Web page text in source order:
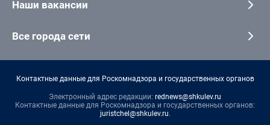
Наши вакансии
Все города сети
Контактные данные для Роскомнадзора и государственных органов
Электронный адрес редакции: rednews@shkulev.ru
Контактные данные для Роскомнадзора и государственных органов:
juristchel@shkulev.ru.